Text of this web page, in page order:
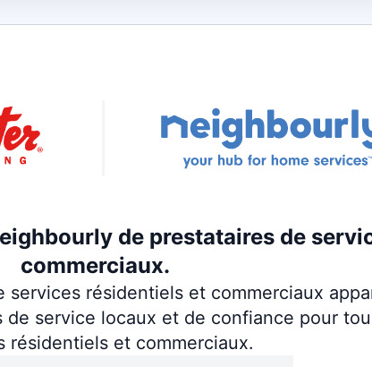
de prestataires de
commerciaux.
résidentiels et commerciaux
service locaux et de confiance pour
résidentiels et commerciaux.